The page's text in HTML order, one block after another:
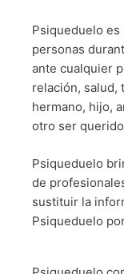
Psiqueduelo es
personas
ante cualquier
relación, salud,
hermano, hijo,
otro ser
Psiqueduelo
de
sustituir la
Psiqueduelo